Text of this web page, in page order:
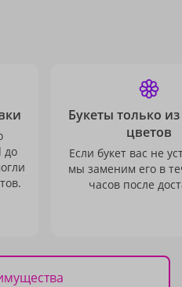
до
Букеты только
цветов
Если букет вас не
мы заменим его в
часов после